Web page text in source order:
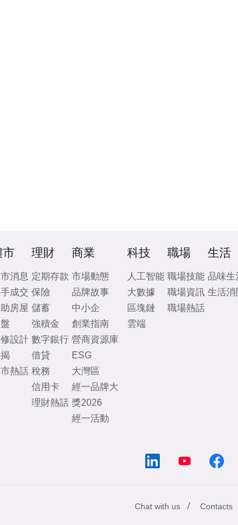
市
消息
成交
房屋
設計
熱話
理財
定期存款
保險
儲蓄
強積金
數字銀行
借貸
稅務
信用卡
理財熱話
商業
市場動態
品牌故事
中小企
創業指南
營商資源庫
ESG
大灣區
經一品牌大
獎2026
經一活動
科技
人工智能
大數據
區塊鏈
雲端
職場
職場技能
職場資訊
職場熱話
生活
品味生
生活消
Chat with us / Contacts